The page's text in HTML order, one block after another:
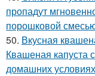
пропадут
порошковой
50. Вкусная
Квашеная капуста
домашних условиях